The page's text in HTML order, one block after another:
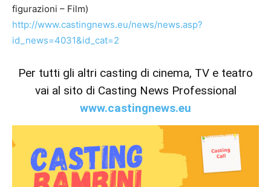
figurazioni – Film)
http://www.castingnews.eu/news/news.asp?
id_news=4031&id_cat=2
Per tutti gli altri casting di cinema, TV e teatro
vai al sito di Casting News Professional
www.castingnews.eu